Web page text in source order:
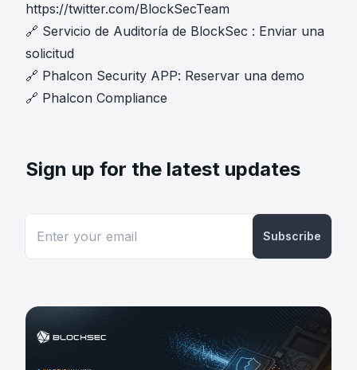
https://twitter.com/BlockSecTeam
🔗 Servicio de Auditoría de BlockSec : Enviar una
solicitud
🔗 Phalcon Security APP: Reservar una demo
🔗 Phalcon Compliance
Sign up for the latest updates
Subscribe